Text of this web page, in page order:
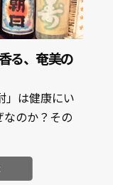
る、奄美の
」は健康にい
なのか？その